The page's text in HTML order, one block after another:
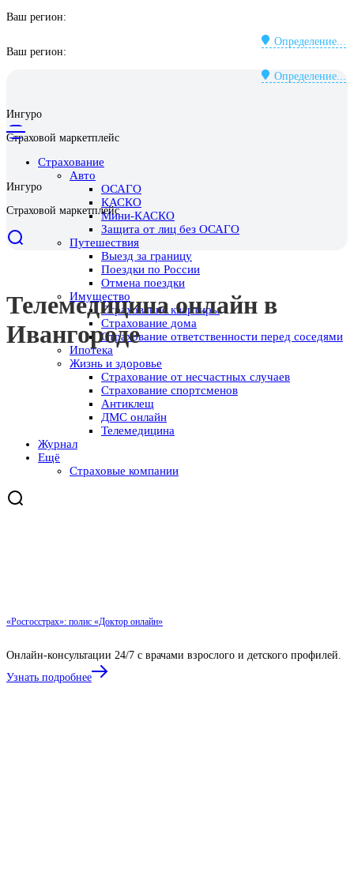
Ваш регион:
Определение...
Ваш регион:
Определение...
Ингуро
Страховой маркетплейс
Страхование
Авто
ОСАГО
КАСКО
Мини-КАСКО
Защита от лиц без ОСАГО
Путешествия
Выезд за границу
Поездки по России
Отмена поездки
Имущество
Страхование квартиры
Страхование дома
Страхование ответственности перед соседями
Ипотека
Жизнь и здоровье
Страхование от несчастных случаев
Страхование спортсменов
Антиклещ
ДМС онлайн
Телемедицина
Журнал
Ещё
Страховые компании
Ингуро
Страховой маркетплейс
Телемедицина онлайн в
Ивангороде
«Росгосстрах»: полис «Доктор онлайн»
Онлайн-консультации 24/7 с врачами взрослого и детского профилей.
Узнать подробнее